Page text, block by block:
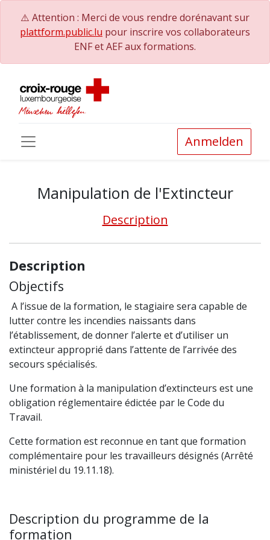
⚠️ Attention : Merci de vous rendre dorénavant sur
plattform.public.lu pour inscrire vos collaborateurs
ENF et AEF aux formations.
Anmelden
Manipulation de l'Extincteur
Description
Description
Objectifs
A l’issue de la formation, le stagiaire sera capable de
lutter contre les incendies naissants dans
l’établissement, de donner l’alerte et d’utiliser un
extincteur approprié dans l’attente de l’arrivée des
secours spécialisés.
Une formation à la manipulation d’extincteurs est une
obligation réglementaire édictée par le Code du
Travail.
Cette formation est reconnue en tant que formation
complémentaire pour les travailleurs désignés (Arrêté
ministériel du 19.11.18).
Description du programme de la
formation